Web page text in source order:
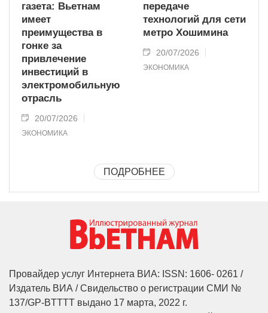
газета: Вьетнам
имеет
преимущества в
гонке за
привлечение
инвестиций в
электромобильную
отрасль
20/07/2026
ЭКОНОМИКА
передаче
технологий для сети
метро Хошимина
20/07/2026
ЭКОНОМИКА
ПОДРОБНЕЕ
Провайдер услуг Интернета ВИА: ISSN: 1606- 0261 /
Издатель ВИА / Свидельство о регистрации СМИ №
137/GP-BTTTT выдано 17 марта, 2022 г.